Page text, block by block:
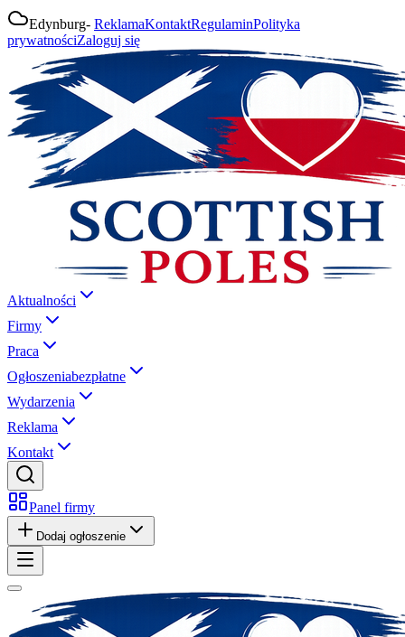
Edynburg- ReklamaKontaktRegulaminPolityka
prywatnościZaloguj się
Aktualności
Firmy
Praca
Ogłoszeniabezpłatne
Wydarzenia
Reklama
Kontakt
Panel firmy
Dodaj ogłoszenie